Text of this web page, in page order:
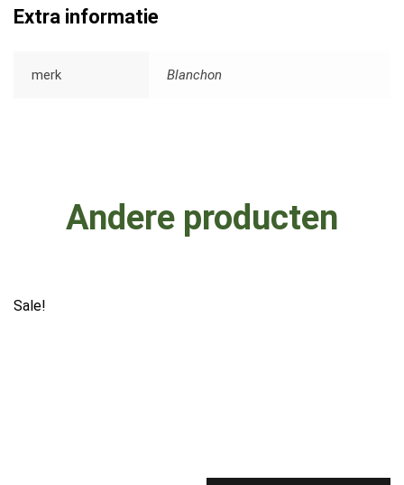
Extra informatie
merk Blanchon
Andere producten
Sale!